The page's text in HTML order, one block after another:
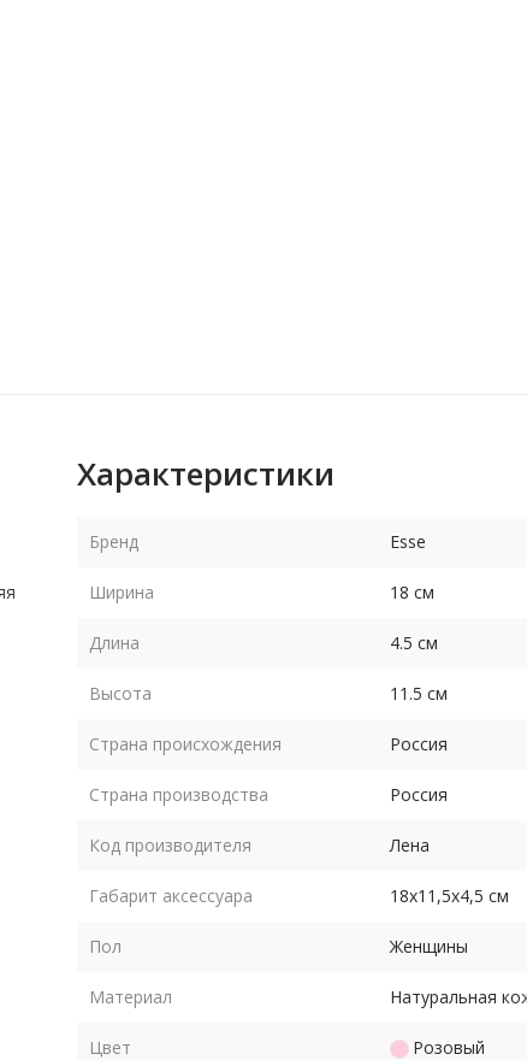
Характеристики
Бренд Esse
Ширина 18 см
Длина 4.5 см
Высота 11.5 см
Страна происхождения Россия
Страна производства Россия
Код производителя Лена
Габарит аксессуара 18х11,5х4,5 см
Пол Женщины
Материал Натуральная
Цвет Розовый